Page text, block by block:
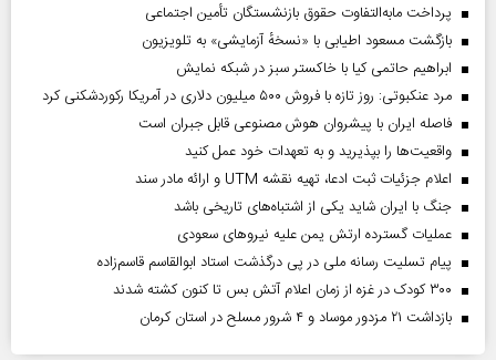
پرداخت مابه‌التفاوت حقوق بازنشستگان تأمین اجتماعی
بازگشت مسعود اطیابی با «نسخهٔ آزمایشی» به تلویزیون
ابراهیم حاتمی کیا با خاکستر سبز در شبکه نمایش
مرد عنکبوتی: روز تازه با فروش ۵۰۰ میلیون دلاری در آمریکا رکوردشکنی کرد
فاصله ایران با پیشرو‌ان هوش مصنوعی قابل جبران است
واقعیت‌ها را بپذیرید و به تعهدات خود عمل کنید
اعلام جزئیات ثبت ادعا، تهیه نقشه UTM و ارائه مادر سند
جنگ با ایران شاید یکی از اشتباه‌های تاریخی باشد
عملیات گسترده ارتش یمن علیه نیروهای سعودی
پیام تسلیت رسانه ملی در پی درگذشت استاد ابوالقاسم قاسم‌زاده
۳۰۰ کودک در غزه از زمان اعلام آتش بس تا کنون کشته شدند
بازداشت ۲۱ مزدور موساد و ۴ شرور مسلح در استان کرمان